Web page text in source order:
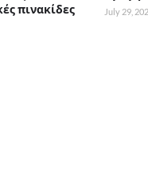
πινακίδες
July 29,